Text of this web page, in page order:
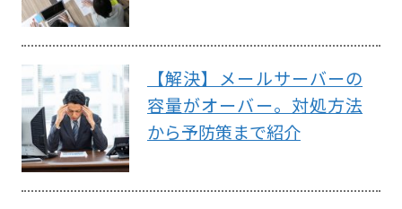
【解決】メールサーバーの
容量がオーバー。対処方法
から予防策まで紹介